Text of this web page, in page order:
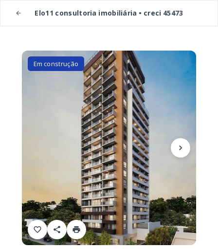
Elo11 consultoria imobiliária • creci 45473
Em construção